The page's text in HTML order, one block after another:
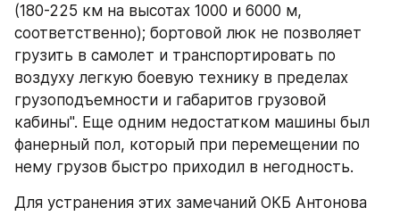
(180-225 км на высотах 1000 и 6000 м,
соответственно); бортовой люк не позволяет
грузить в самолет и транспортировать по
воздуху легкую боевую технику в пределах
грузоподъемности и габаритов грузовой
кабины". Еще одним недостатком машины был
фанерный пол, который при перемещении по
нему грузов быстро приходил в негодность.
Для устранения этих замечаний ОКБ Антонова